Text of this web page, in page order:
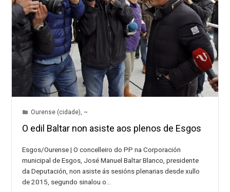
Ourense (cidade), ~
O edil Baltar non asiste aos plenos de Esgos
Esgos/Ourense | O concelleiro do PP na Corporación
municipal de Esgos, José Manuel Baltar Blanco, presidente
da Deputación, non asiste ás sesións plenarias desde xullo
de 2015, segundo sinalou o…